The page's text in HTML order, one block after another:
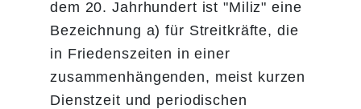
dem 20. Jahrhundert ist "Miliz" eine
Bezeichnung a) für Streitkräfte, die
in Friedenszeiten in einer
zusammenhängenden, meist kurzen
Dienstzeit und periodischen